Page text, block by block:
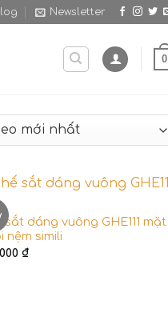
Newsletter
0
sắt dáng vuông GHE111 mặt
nệm simili
₫